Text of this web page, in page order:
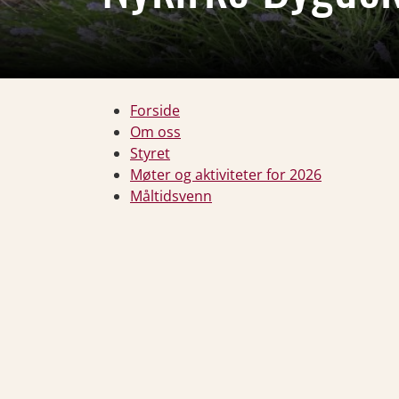
Forside
Om oss
Styret
Møter og aktiviteter for 2026
Måltidsvenn